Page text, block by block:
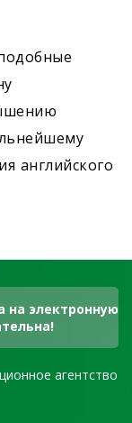
английского
на электронную
агентство